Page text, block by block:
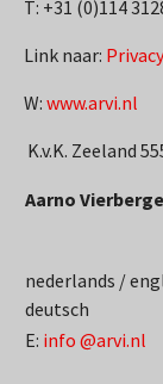
T: +31 (0)114
Link naar:
W: www.arvi.nl
K.v.K. Zeeland
Aarno
nederlands /
deutsch
E: info @arvi.nl